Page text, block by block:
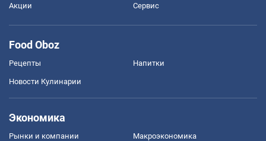
Акции Сервис
Food Oboz
Рецепты Напитки
Новости Кулинарии
Экономика
Рынки и компании Mакроэкономика